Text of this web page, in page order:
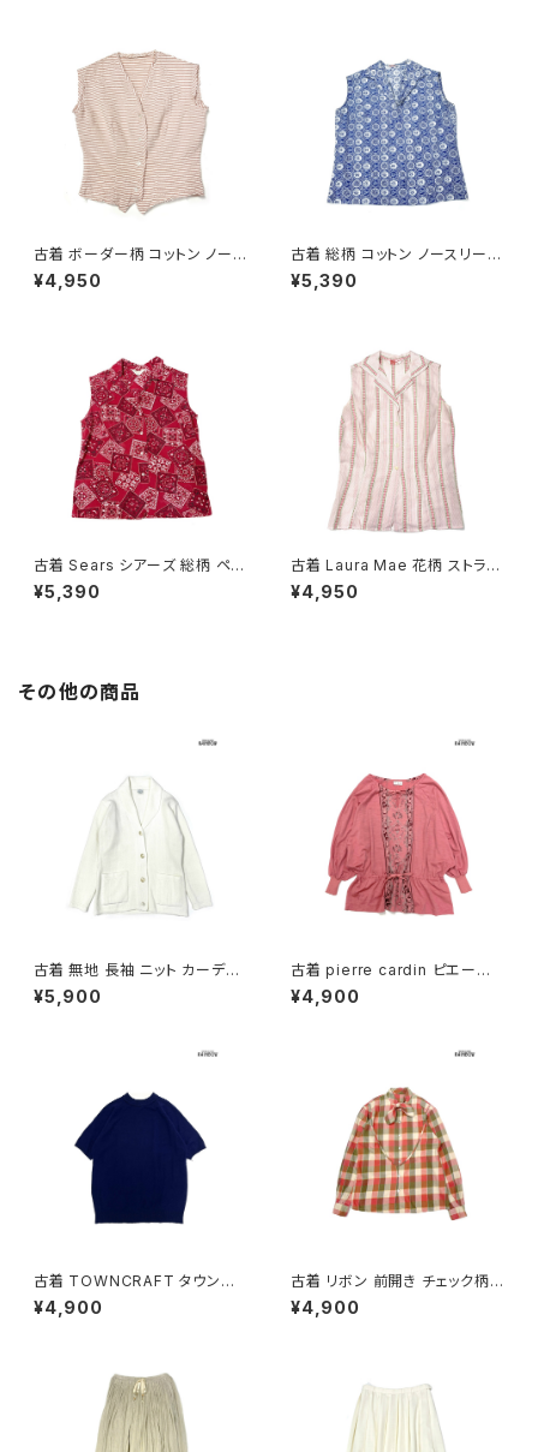
古着 ボーダー柄 コットン ノース
リーブ シャツ ピンク (ta26070
09)
¥4,950
古着 総柄 コットン ノースリーブ
シャツ 青 (ta2607008)
¥5,390
古着 Sears シアーズ 総柄 ペイ
ズリー柄 コットン ノースリーブ
シャツ 赤 (ta2607007)
¥5,390
古着 Laura Mae 花柄 ストライ
プ柄 コットン ノースリーブ シャ
ツ ピンク (ta2607006)
¥4,950
その他の商品
古着 無地 長袖 ニット カーディ
ガン 白 (ttu2508107)
¥5,900
古着 pierre cardin ピエール・
カルダン リボン 総柄 カットソー
長袖 ブラウス サーモンピンク (t
¥4,900
古着 TOWNCRAFT タウンク
ラフト 無地 半袖 ニット 紺 (ttu2
509075)
¥4,900
古着 リボン 前開き チェック柄
コットン 長袖 シャツ サーモンピ
ンク ベージュ カーキ (ttu2509
¥4,900